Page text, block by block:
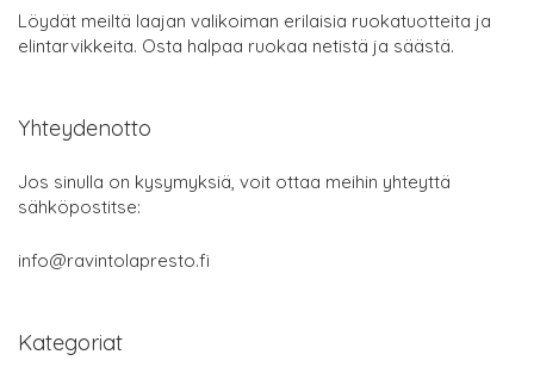
Löydät meiltä laajan valikoiman erilaisia ruokatuotteita ja
elintarvikkeita. Osta halpaa ruokaa netistä ja säästä.
Yhteydenotto
Jos sinulla on kysymyksiä, voit ottaa meihin yhteyttä
sähköpostitse:
info@ravintolapresto.fi
Kategoriat